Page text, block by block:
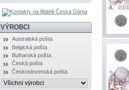
VÝROBCI
Australská pošta
Belgická pošta
Bulharská pošta
Česká pošta
Československá pošta